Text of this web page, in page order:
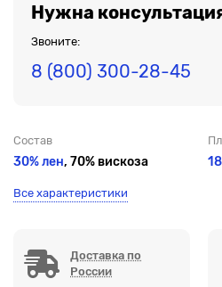
Нужна
Звоните:
8 (800) 300-28-45
Состав
30% лен, 70% вискоза
Все характеристики
Доставка по
России